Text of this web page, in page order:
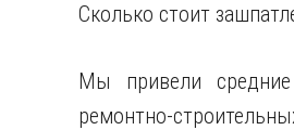
Сколько стоит
Мы привели
ремонтно-